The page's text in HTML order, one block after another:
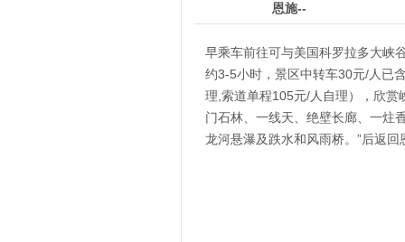
恩施--
早乘车前往可与美国科罗拉多大峡
约3-5小时，景区中转车30元/人已
理,索道单程105元/人自理），欣赏
门石林、一线天、绝壁长廊、一炷
龙河悬瀑及跌水和风雨桥。”后返回